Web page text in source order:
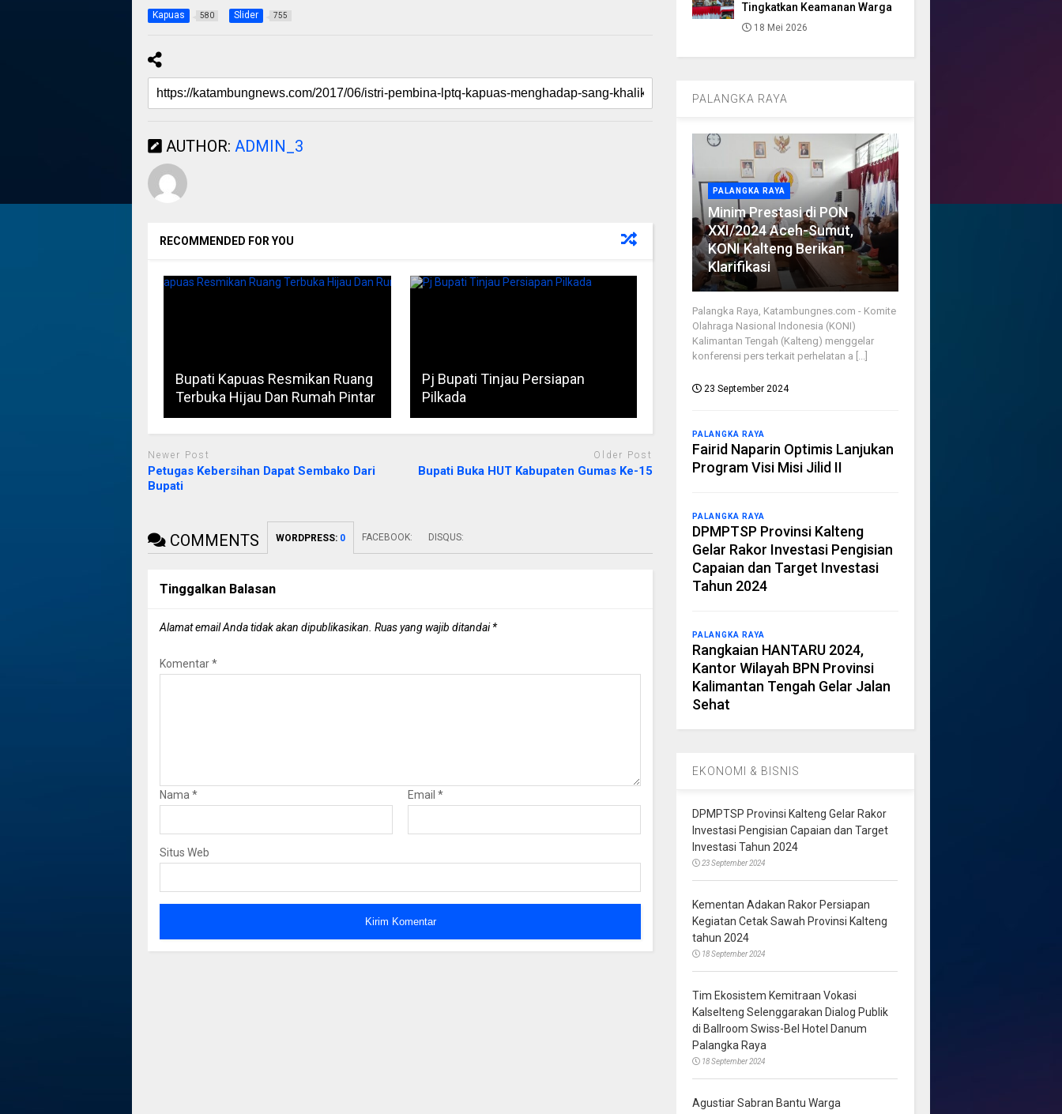
Kapuas 580 Slider 755
AUTHOR: ADMIN_3
RECOMMENDED FOR YOU
Bupati Kapuas Resmikan Ruang
Terbuka Hijau Dan Rumah Pintar
Pj Bupati Tinjau Persiapan
Pilkada
Newer Post
Petugas Kebersihan Dapat Sembako Dari
Bupati
Older Post
Bupati Buka HUT Kabupaten Gumas Ke-15
COMMENTS WORDPRESS: 0 FACEBOOK: DISQUS:
Tinggalkan Balasan
Alamat email Anda tidak akan dipublikasikan. Ruas yang wajib ditandai*
Komentar*
Nama* Email *
Situs Web
Tingkatkan Keamanan Warga
18 Mei 2026
PALANGKA RAYA
PALANGKA RAYA
Minim Prestasi di PON
XXI/2024 Aceh-Sumut,
KONI Kalteng Berikan
Klarifikasi
Palangka Raya, Katambungnes.com - Komite
Olahraga Nasional Indonesia (KONI)
Kalimantan Tengah (Kalteng) menggelar
konferensi pers terkait perhelatan a [...]
23 September 2024
PALANGKA RAYA
Fairid Naparin Optimis Lanjukan
Program Visi Misi Jilid II
PALANGKA RAYA
DPMPTSP Provinsi Kalteng
Gelar Rakor Investasi Pengisian
Capaian dan Target Investasi
Tahun 2024
PALANGKA RAYA
Rangkaian HANTARU 2024,
Kantor Wilayah BPN Provinsi
Kalimantan Tengah Gelar Jalan
Sehat
EKONOMI & BISNIS
DPMPTSP Provinsi Kalteng Gelar Rakor
Investasi Pengisian Capaian dan Target
Investasi Tahun 2024
23 September 2024
Kementan Adakan Rakor Persiapan
Kegiatan Cetak Sawah Provinsi Kalteng
tahun 2024
18 September 2024
Tim Ekosistem Kemitraan Vokasi
Kalselteng Selenggarakan Dialog Publik
di Ballroom Swiss-Bel Hotel Danum
Palangka Raya
18 September 2024
Agustiar Sabran Bantu Warga